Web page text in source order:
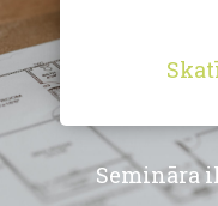
Semināra